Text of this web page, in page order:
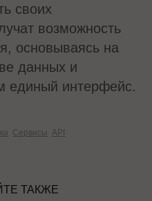
своих
возможность
основываясь на
данных и
единый интерфейс.
Сервисы API
ТАКЖЕ